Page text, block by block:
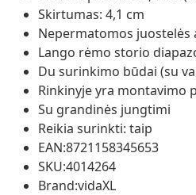
Skirtumas: 4,1 cm
Nepermatomos juostelės
Lango rėmo storio
Du surinkimo būdai (su
Rinkinyje yra montavimo
Su grandinės jungtimi
Reikia surinkti: taip
EAN:8721158345653
SKU:4014264
Brand:vidaXL